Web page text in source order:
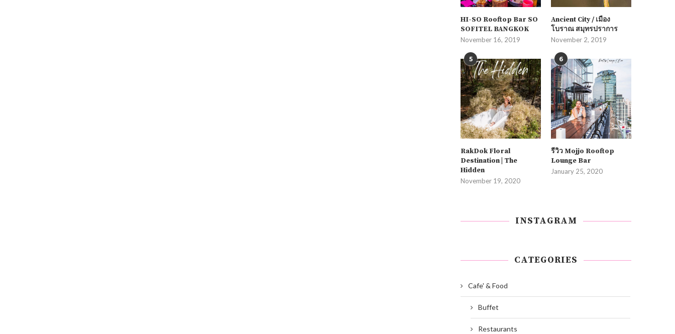
HI-SO Rooftop Bar SO
SOFITEL BANGKOK
November 16, 2019
Ancient City / เมือง
โบราณ สมุทรปราการ
November 2, 2019
5
RakDok Floral
Destination | The
Hidden
November 19, 2020
6
รีวิว Mojjo Rooftop
Lounge Bar
January 25, 2020
INSTAGRAM
CATEGORIES
Cafe' & Food
Buffet
Restaurants